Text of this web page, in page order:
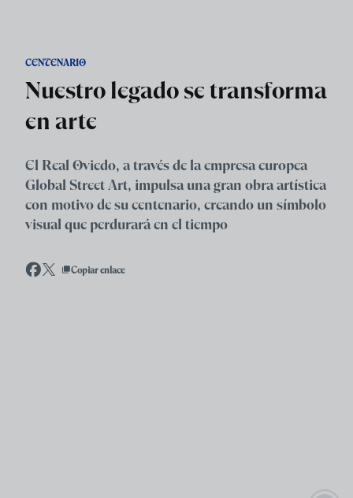
CENTENARIO
Nuestro legado se transforma
en arte
El Real Oviedo, a través de la empresa europea
Global Street Art, impulsa una gran obra artística
con motivo de su centenario, creando un símbolo
visual que perdurará en el tiempo
Copiar enlace